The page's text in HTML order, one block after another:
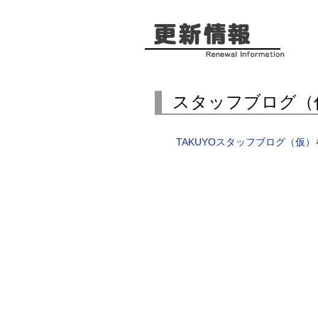
スタッフブログ
TAKUYOスタッフブログ（仮）